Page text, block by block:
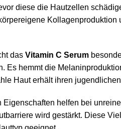
diese die Hautzellen
Kollagenproduktion
das Vitamin C Serum
Es hemmt die
Haut erhält ihren
Eigenschaften helfen bei
wird gestärkt. Diese